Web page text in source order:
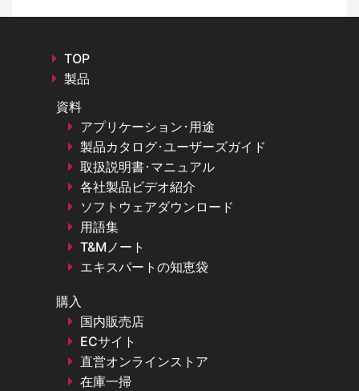
TOP
製品
資料
アプリケーション･用途
製品カタログ･ユーザーズガイド
取扱説明書･マニュアル
各社製品ビデオ紹介
ソフトウェアダウンロード
用語集
T&Mノート
エキスパートの知恵袋
購入
国内販売店
ECサイト
直営オンラインストア
在庫一掃